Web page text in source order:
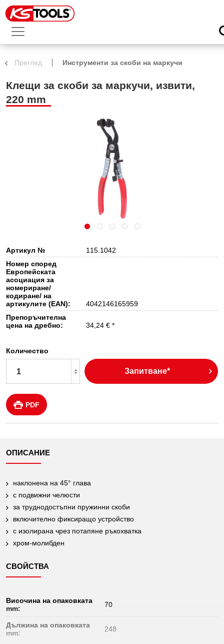
Преглед Инструменти за скоби на маркучи
Клещи за скоби за маркучи, извити,
220 mm
Артикул №
115.1042
Номер според
Европейската
асоциация за
номериране/
кодиране/ на
артикулите (EAN):
4042146165959
Препоръчителна
цена на дребно:
34,24 € *
Количество
Запитване*
PDF
ОПИСАНИЕ
наклонена на 45° глава
с подвижни челюсти
за труднодостъпни пружинни скоби
включително фиксиращо устройство
с изолирана чрез потапяне ръкохватка
хром-молибден
СВОЙСТВА
Височина на опаковката
mm:
70
Дължина на опаковката
mm:
248